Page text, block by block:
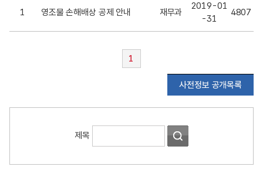
해
내
1 영조물 손해배상 공제 안내 재무과
2019-01
-31
4807
1
사전정보 공개목록
전
정
제목